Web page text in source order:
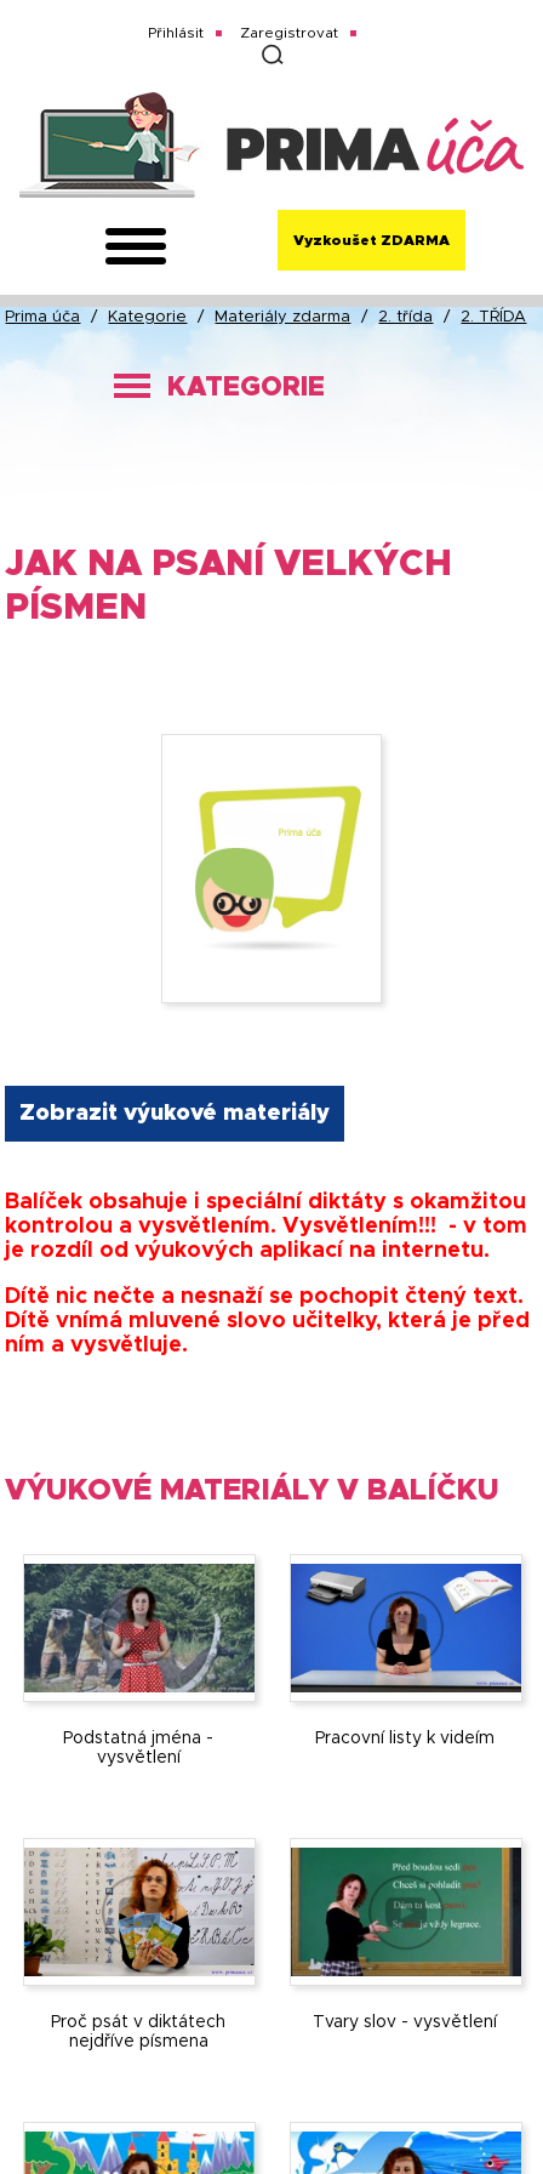
Přihlásit Zaregistrovat
Vyzkoušet ZDARMA
Prima úča / Kategorie / Materiály zdarma / 2. třída / 2. TŘÍDA
KATEGORIE
JAK NA PSANÍ VELKÝCH
PÍSMEN
Zobrazit výukové materiály
Balíček obsahuje i speciální diktáty s okamžitou
kontrolou a vysvětlením. Vysvětlením!!! - v tom
je rozdíl od výukových aplikací na internetu.
Dítě nic nečte a nesnaží se pochopit čtený text.
Dítě vnímá mluvené slovo učitelky, která je před
ním a vysvětluje.
VÝUKOVÉ MATERIÁLY V BALÍČKU
Podstatná jména -
vysvětlení
Pracovní listy k videím
Proč psát v diktátech
nejdříve písmena
Tvary slov - vysvětlení